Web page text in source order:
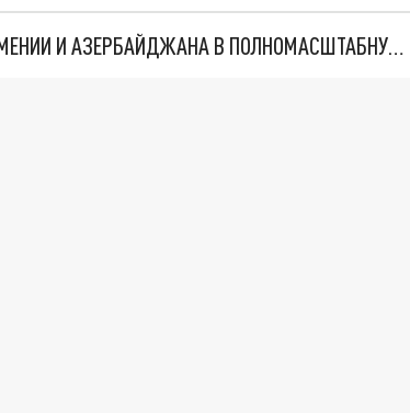
ПЕРЕРАСТЁТ ЛИ ПЕРЕСТРЕЛКА НА ГРАНИЦЕ АРМЕНИИ И АЗЕРБАЙДЖАНА В ПОЛНОМАСШТАБНУЮ ВОЙНУ? МЫСЛИ ЭКСПЕРТА